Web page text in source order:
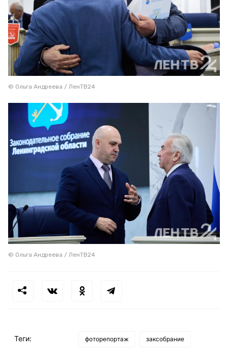
© Ольга Андреева / ЛенТВ24
© Ольга Андреева / ЛенТВ24
Теги: фоторепортаж заксобрание